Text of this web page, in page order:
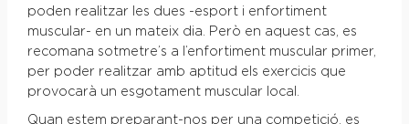
poden realitzar les dues -esport i enfortiment
muscular- en un mateix dia. Però en aquest cas, es
recomana sotmetre’s a l’enfortiment muscular primer,
per poder realitzar amb aptitud els exercicis que
provocarà un esgotament muscular local.
Quan estem preparant-nos per una competició, es